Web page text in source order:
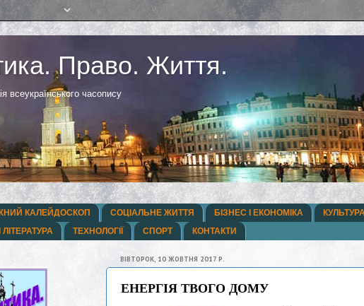
Право. Життя.
всеукраїнського часопису
КАЛЕЙДОСКОП СОЦІАЛЬНЕ ЖИТТЯ БІЗНЕС І ЕКОНОМІКА
ЛІТЕРАТУРА
ТЕХНОЛОГІЇ СПОРТ КОНТАКТИ
ВІВТОРОК, 10 ЖОВТНЯ 2017 Р.
ЕНЕРГІЯ ТВОГО ДОМУ